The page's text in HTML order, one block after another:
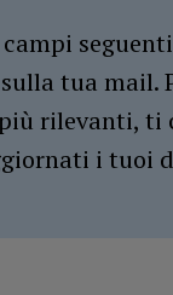
tua mail.
rilevanti, ti
i tuoi